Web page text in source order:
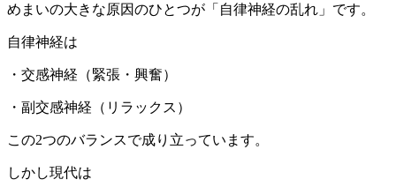
めまいの大きな原因のひとつが「自律神経の乱れ」です。
自律神経は
・交感神経（緊張・興奮）
・副交感神経（リラックス）
この2つのバランスで成り立っています。
しかし現代は